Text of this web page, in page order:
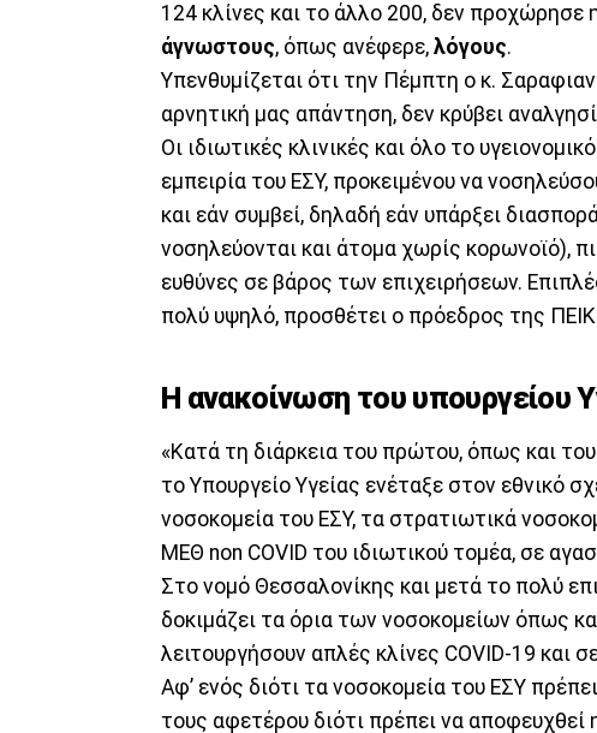
124 κλίνες και το άλλο 200, δεν προχώρησε
άγνωστους, όπως ανέφερε, λόγους.
Υπενθυμίζεται ότι την Πέμπτη ο κ.
αρνητική μας απάντηση, δεν κρύβει
Οι ιδιωτικές κλινικές και όλο το
εμπειρία του ΕΣΥ, προκειμένου να
και εάν συμβεί, δηλαδή εάν υπάρξει
νοσηλεύονται και άτομα χωρίς κορωνοϊό),
ευθύνες σε βάρος των επιχειρήσεων.
πολύ υψηλό, προσθέτει ο πρόεδρος της
Η ανακοίνωση του υπουργείου
«Κατά τη διάρκεια του πρώτου, όπως και
το Υπουργείο Υγείας ενέταξε στον εθνικό
νοσοκομεία του ΕΣΥ, τα στρατιωτικά
ΜΕΘ non COVID του ιδιωτικού τομέα, σε
Στο νομό Θεσσαλονίκης και μετά το πολύ
δοκιμάζει τα όρια των νοσοκομείων όπως
λειτουργήσουν απλές κλίνες COVID-19 και
Αφ’ ενός διότι τα νοσοκομεία του ΕΣΥ
τους αφετέρου διότι πρέπει να